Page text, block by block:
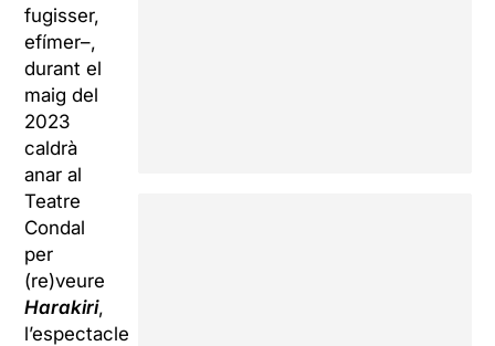
fugisser,
efímer–,
durant el
maig del
2023
caldrà
anar al
Teatre
Condal
per
(re)veure
Harakiri,
l’espectacle